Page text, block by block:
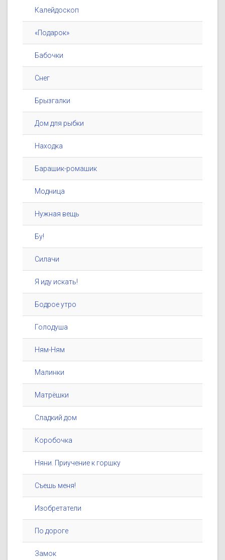
Калейдоскоп
«Подарок»
Бабочки
Снег
Брызгалки
Дом для рыбки
Находка
Барашик-ромашик
Модница
Нужная вещь
Бу!
Силачи
Я иду искать!
Бодрое утро
Голодуша
Ням-Ням
Малинки
Матрёшки
Сладкий дом
Коробочка
Няни. Приучение к горшку
Съешь меня!
Изобретатели
По дороге
Замок